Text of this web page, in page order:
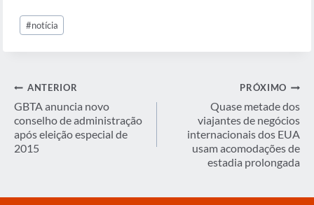
Tags
do
#notícia
Navegação
de
Post
ANTERIOR
GBTA anuncia novo
conselho de administração
após eleição especial de
2015
PRÓXIMO
Quase metade dos
viajantes de negócios
internacionais dos EUA
usam acomodações de
estadia prolongada